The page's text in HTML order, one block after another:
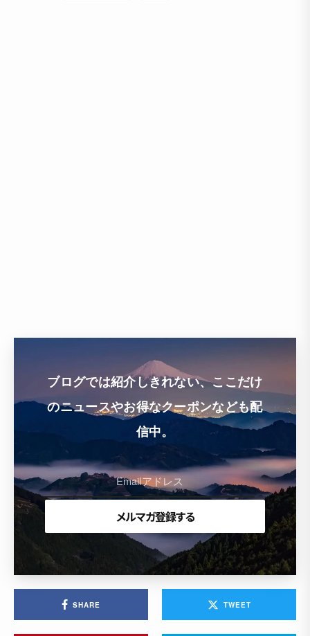
ブログでは紹介しきれない、ここだけ
のニュースやお得なクーポンなども配
信中。
SHARE TWEET